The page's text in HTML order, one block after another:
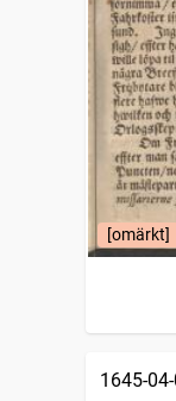
[omärkt]
1645-